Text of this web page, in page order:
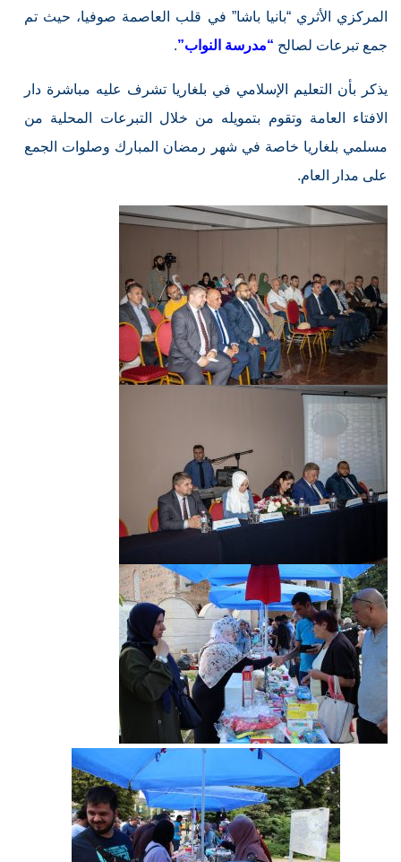
المركزي الأثري “بانيا باشا” في قلب العاصمة صوفيا، حيث تم
جمع تبرعات لصالح “مدرسة النواب”.
يذكر بأن التعليم الإسلامي في بلغاريا تشرف عليه مباشرة دار
الافتاء العامة وتقوم بتمويله من خلال التبرعات المحلية من
مسلمي بلغاريا خاصة في شهر رمضان المبارك وصلوات الجمع
على مدار العام.